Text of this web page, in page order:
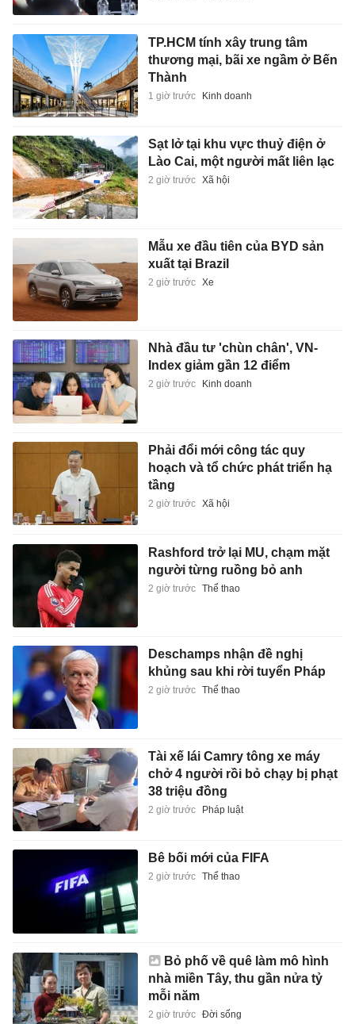
TP.HCM tính xây trung tâm
thương mại, bãi xe ngầm ở Bến
Thành
1 giờ trước Kinh doanh
Sạt lở tại khu vực thuỷ điện ở
Lào Cai, một người mất liên lạc
2 giờ trước Xã hội
Mẫu xe đầu tiên của BYD sản
xuất tại Brazil
2 giờ trước Xe
Nhà đầu tư 'chùn chân', VN-
Index giảm gần 12 điểm
2 giờ trước Kinh doanh
Phải đổi mới công tác quy
hoạch và tổ chức phát triển hạ
tầng
2 giờ trước Xã hội
Rashford trở lại MU, chạm mặt
người từng ruồng bỏ anh
2 giờ trước Thể thao
Deschamps nhận đề nghị
khủng sau khi rời tuyển Pháp
2 giờ trước Thể thao
Tài xế lái Camry tông xe máy
chở 4 người rồi bỏ chạy bị phạt
38 triệu đồng
2 giờ trước Pháp luật
Bê bối mới của FIFA
2 giờ trước Thể thao
Bỏ phố về quê làm mô hình
nhà miền Tây, thu gần nửa tỷ
mỗi năm
2 giờ trước Đời sống